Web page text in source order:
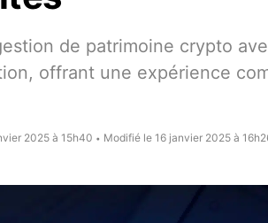
de patrimoine crypto
offrant une expérience
2025 à 15h40 • Modifié le 16 janvier 2025 à